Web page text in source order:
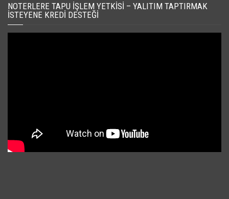
NOTERLERE TAPU İŞLEM YETKISI – YALITIM TAPTIRMAK
İSTEYENE KREDI DESTEĞI